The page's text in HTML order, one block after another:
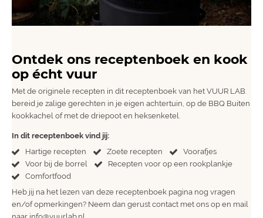
Ontdek ons receptenboek en kook
op écht vuur
Met de originele recepten in dit receptenboek van het VUUR LAB.
bereid je zalige gerechten in je eigen achtertuin, op de BBQ Buiten
kookkachel of met de driepoot en heksenketel.
In dit receptenboek vind jij:
Hartige recepten
Zoete recepten
Voorafjes
Voor bij de borrel
Recepten voor op een rookplankje
Comfortfood
Heb jij na het lezen van deze receptenboek pagina nog vragen
en/of opmerkingen? Neem dan gerust contact met ons op en mail